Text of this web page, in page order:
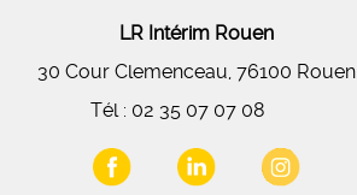
LR Intérim Rouen
30 Cour Clemenceau, 76100 Rouen
Tél : 02 35 07 07 08